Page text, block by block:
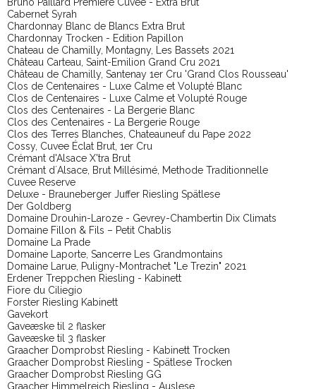
Bruno Paillard Premiere Cuvee - Extra Brut
Cabernet Syrah
Chardonnay Blanc de Blancs Extra Brut
Chardonnay Trocken - Edition Papillon
Chateau de Chamilly, Montagny, Les Bassets 2021
Château Carteau, Saint-Emilion Grand Cru 2021
Château de Chamilly, Santenay 1er Cru 'Grand Clos Rousseau'
Clos de Centenaires - Luxe Calme et Volupté Blanc
Clos de Centenaires - Luxe Calme et Volupté Rouge
Clos des Centenaires - La Bergerie Blanc
Clos des Centenaires - La Bergerie Rouge
Clos des Terres Blanches, Chateauneuf du Pape 2022
Cossy, Cuvee Éclat Brut, 1er Cru
Crémant d'Alsace X'tra Brut
Crémant d´Alsace, Brut Millésimé, Methode Traditionnelle
Cuvee Reserve
Deluxe - Brauneberger Juffer Riesling Spätlese
Der Goldberg
Domaine Drouhin-Laroze - Gevrey-Chambertin Dix Climats
Domaine Fillon & Fils – Petit Chablis
Domaine La Prade
Domaine Laporte, Sancerre Les Grandmontains
Domaine Larue, Puligny-Montrachet "Le Trezin" 2021
Erdener Treppchen Riesling - Kabinett
Fiore du Ciliegio
Forster Riesling Kabinett
Gavekort
Gaveæske til 2 flasker
Gaveæske til 3 flasker
Graacher Domprobst Riesling - Kabinett Trocken
Graacher Domprobst Riesling - Spätlese Trocken
Graacher Domprobst Riesling GG
Graacher Himmelreich Riesling - Auslese